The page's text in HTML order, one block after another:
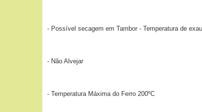
- Possível secagem em Tambor - Temperatura de
- Não Alvejar
- Temperatura Máxima do Ferro 200ºC